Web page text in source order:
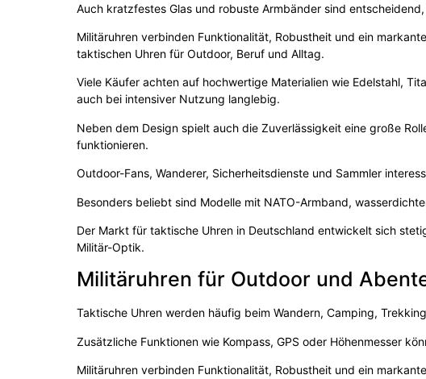
Auch kratzfestes Glas und robuste Armbänder sind
Militäruhren verbinden Funktionalität, Robustheit und ein
taktischen Uhren für Outdoor, Beruf und Alltag.
Viele Käufer achten auf hochwertige Materialien wie Edelstahl,
auch bei intensiver Nutzung langlebig.
Neben dem Design spielt auch die Zuverlässigkeit eine große
funktionieren.
Outdoor-Fans, Wanderer, Sicherheitsdienste und Sammler
Besonders beliebt sind Modelle mit NATO-Armband,
Der Markt für taktische Uhren in Deutschland entwickelt sich
Militär-Optik.
Militäruhren für Outdoor und
Taktische Uhren werden häufig beim Wandern, Camping,
Zusätzliche Funktionen wie Kompass, GPS oder Höhenmesser
Militäruhren verbinden Funktionalität, Robustheit und ein